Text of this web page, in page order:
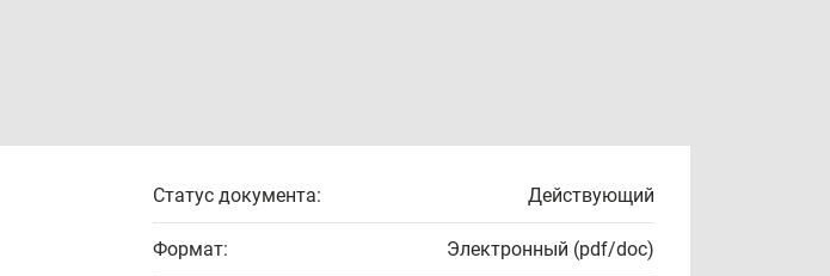
Статус документа: Действующий
Формат: Электронный (pdf/doc)